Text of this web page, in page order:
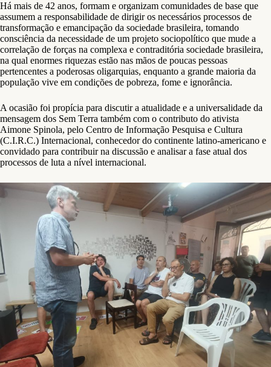
Há mais de 42 anos, formam e organizam comunidades de base que
assumem a responsabilidade de dirigir os necessários processos de
transformação e emancipação da sociedade brasileira, tomando
consciência da necessidade de um projeto sociopolítico que mude a
correlação de forças na complexa e contraditória sociedade brasileira,
na qual enormes riquezas estão nas mãos de poucas pessoas
pertencentes a poderosas oligarquias, enquanto a grande maioria da
população vive em condições de pobreza, fome e ignorância.
A ocasião foi propícia para discutir a atualidade e a universalidade da
mensagem dos Sem Terra também com o contributo do ativista
Aimone Spinola, pelo Centro de Informação Pesquisa e Cultura
(C.I.R.C.) Internacional, conhecedor do continente latino-americano e
convidado para contribuir na discussão e analisar a fase atual dos
processos de luta a nível internacional.